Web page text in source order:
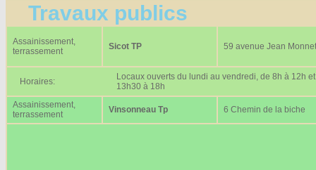
Travaux publics
Assainissement,
terrassement
Sicot TP 59 avenue Jean Monnet
Horaires:
Locaux ouverts du lundi au vendredi, de 8h à 12h
13h30 à 18h
Assainissement,
terrassement
Vinsonneau Tp 6 Chemin de la biche